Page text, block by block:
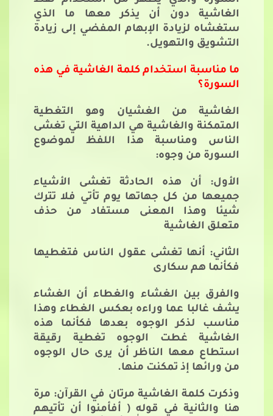
الغاشية دون أن يذكر معها ما الذي
ستغشاه لزيادة الإبهام المفضي إلى زيادة
التشويق والتهويل.
ما مناسبة استخدام كلمة الغاشية في هذه
السورة؟
الغاشية من الغشيان وهو التغطية
المتمكنة والغاشية هي الداهية التي تغشى
الناس ومناسبة هذا اللفظ لموضوع
السورة من وجوه:
الأول: أن هذه الحادثة تغشى الأشياء
جميعها من كل جهاتها يوم تأتي فلا تترك
شيئا وهذا المعنى مستفاد من حذف
متعلق الغاشية
الثاني: أنها تغشى عقول الناس فتغطيها
فكأنما هم سكارى
والفرق بين الغشاء والغطاء أن الغشاء
يشف غالبا عما وراءه بعكس الغطاء وهذا
مناسب لذكر الوجوه بعدها فكأنما هذه
الغاشية غطت الوجوه تغطية رقيقة
استطاع معها الناظر أن يرى حال الوجوه
من ورائها إذ تمكنت منها.
وذكرت كلمة الغاشية مرتان في القرآن: مرة
هنا والثانية في قوله ( أفأمنوا أن تأتيهم